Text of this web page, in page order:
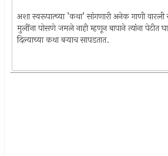
अशा स्वरूपात्च्या ’कथा’ सांगणारी अनेक गाणी
मुलींना पोसणे जमले नाही म्हणून बापाने त्यांना पेटीत
दिल्याच्या कथा बर्‍याच सापडतात.